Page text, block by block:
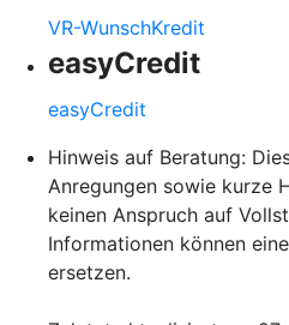
VR-WunschKredit
easyCredit
easyCredit
Hinweis auf Beratung:
Anregungen sowie kurze
keinen Anspruch auf
Informationen können
ersetzen.